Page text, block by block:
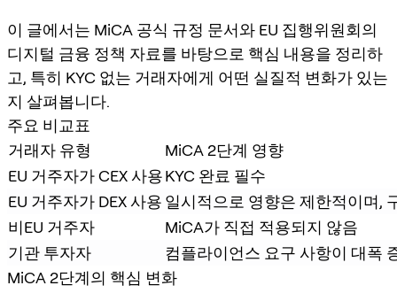
이 글에서는 MiCA 공식 규정 문서와 EU 집행위원회의
디지털 금융 정책 자료를 바탕으로 핵심 내용을 정리하
고, 특히 KYC 없는 거래자에게 어떤 실질적 변화가 있는
지 살펴봅니다.
주요 비교표
거래자 유형
MiCA 2단계 영향
EU 거주자가 CEX 사용KYC 완료 필수
EU 거주자가 DEX 사용 일시적으로 영향은 제한적이며,
비EU 거주자
MiCA가 직접 적용되지 않음
기관 투자자
컴플라이언스 요구 사항이 대폭
MiCA 2단계의 핵심 변화